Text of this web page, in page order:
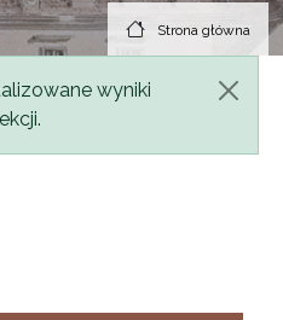
Strona główna
wyniki